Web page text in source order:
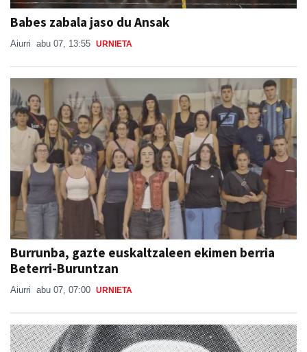
Babes zabala jaso du Ansak
Aiurri abu 07, 13:55 URNIETA
Burrunba, gazte euskaltzaleen ekimen berria
Beterri-Buruntzan
Aiurri abu 07, 07:00 URNIETA